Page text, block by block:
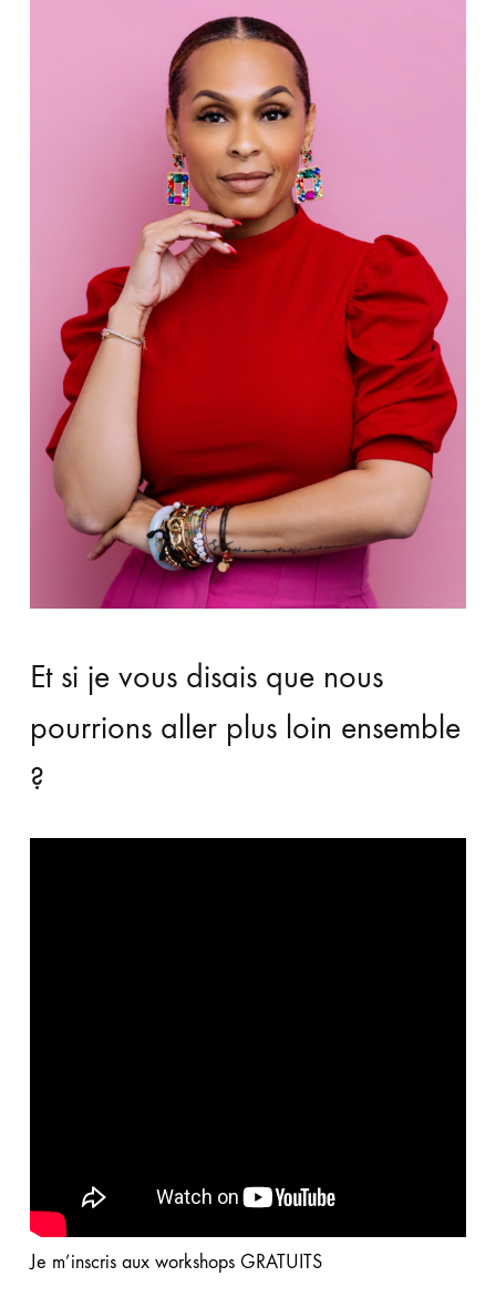
Et si je vous disais que nous
pourrions aller plus loin ensemble
?
Je m’inscris aux workshops GRATUITS